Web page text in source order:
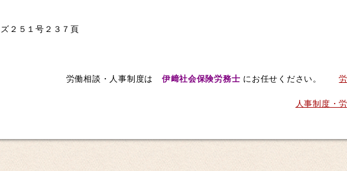
５１号２３７頁
労働相談・人事制度は 伊﨑社会保険労務士 にお任せください。
人事制度・